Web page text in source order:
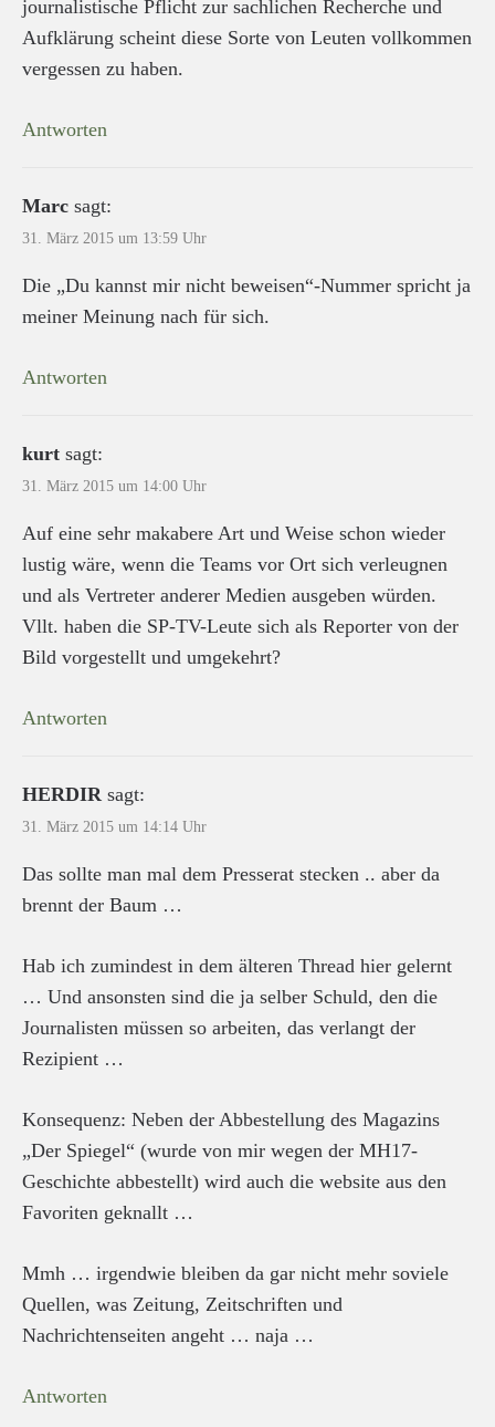
journalistische Pflicht zur sachlichen Recherche und
Aufklärung scheint diese Sorte von Leuten vollkommen
vergessen zu haben.
Antworten
Marc sagt:
31. März 2015 um 13:59 Uhr
Die „Du kannst mir nicht beweisen“-Nummer spricht ja
meiner Meinung nach für sich.
Antworten
kurt sagt:
31. März 2015 um 14:00 Uhr
Auf eine sehr makabere Art und Weise schon wieder
lustig wäre, wenn die Teams vor Ort sich verleugnen
und als Vertreter anderer Medien ausgeben würden.
Vllt. haben die SP-TV-Leute sich als Reporter von der
Bild vorgestellt und umgekehrt?
Antworten
HERDIR sagt:
31. März 2015 um 14:14 Uhr
Das sollte man mal dem Presserat stecken .. aber da
brennt der Baum …
Hab ich zumindest in dem älteren Thread hier gelernt
… Und ansonsten sind die ja selber Schuld, den die
Journalisten müssen so arbeiten, das verlangt der
Rezipient …
Konsequenz: Neben der Abbestellung des Magazins
„Der Spiegel“ (wurde von mir wegen der MH17-
Geschichte abbestellt) wird auch die website aus den
Favoriten geknallt …
Mmh … irgendwie bleiben da gar nicht mehr soviele
Quellen, was Zeitung, Zeitschriften und
Nachrichtenseiten angeht … naja …
Antworten